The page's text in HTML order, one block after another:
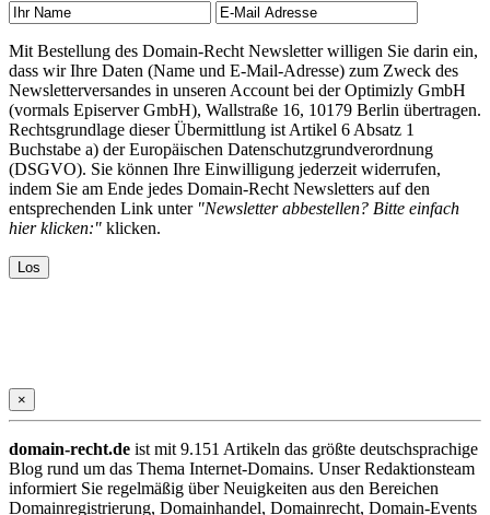
Mit Bestellung des Domain-Recht Newsletter willigen Sie darin ein,
dass wir Ihre Daten (Name und E-Mail-Adresse) zum Zweck des
Newsletterversandes in unseren Account bei der Optimizly GmbH
(vormals Episerver GmbH), Wallstraße 16, 10179 Berlin übertragen.
Rechtsgrundlage dieser Übermittlung ist Artikel 6 Absatz 1
Buchstabe a) der Europäischen Datenschutzgrundverordnung
(DSGVO). Sie können Ihre Einwilligung jederzeit widerrufen,
indem Sie am Ende jedes Domain-Recht Newsletters auf den
entsprechenden Link unter "Newsletter abbestellen? Bitte einfach
hier klicken:" klicken.
×
domain-recht.de ist mit 9.151 Artikeln das größte deutschsprachige
Blog rund um das Thema Internet-Domains. Unser Redaktionsteam
informiert Sie regelmäßig über Neuigkeiten aus den Bereichen
Domainregistrierung, Domainhandel, Domainrecht, Domain-Events